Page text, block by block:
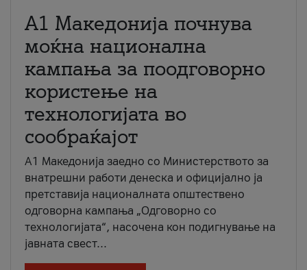
A1 Македонија почнува
моќна национална
кампања за поодговорно
користење на
технологијата во
сообраќајот
A1 Македонија заедно со Министерството за
внатрешни работи денеска и официјално ја
претставија националната општествено
одговорна кампања „Одговорно со
технологијата“, насочена кон подигнување на
јавната свест...